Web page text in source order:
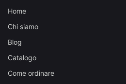
Home
Chi siamo
Blog
Catalogo
Come ordinare